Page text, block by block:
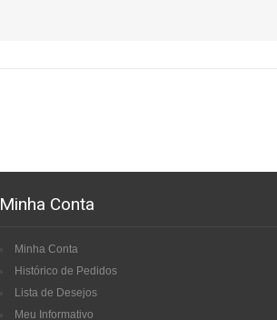
Minha Conta
Minha Conta
Histórico de Pedidos
Lista de Desejos
Meu Informativo